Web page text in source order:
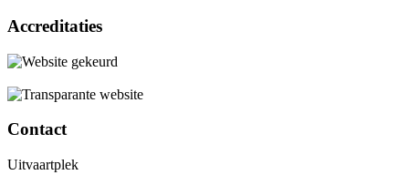
Accreditaties
Contact
Uitvaartplek